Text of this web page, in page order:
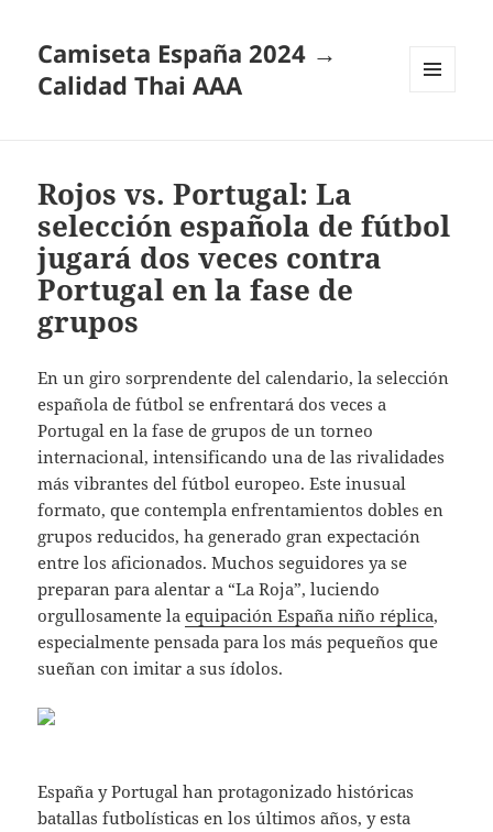
Camiseta España 2024 →
Calidad Thai AAA
Rojos vs. Portugal: La
selección española de fútbol
jugará dos veces contra
Portugal en la fase de
grupos
En un giro sorprendente del calendario, la selección
española de fútbol se enfrentará dos veces a
Portugal en la fase de grupos de un torneo
internacional, intensificando una de las rivalidades
más vibrantes del fútbol europeo. Este inusual
formato, que contempla enfrentamientos dobles en
grupos reducidos, ha generado gran expectación
entre los aficionados. Muchos seguidores ya se
preparan para alentar a “La Roja”, luciendo
orgullosamente laequipación España niño réplica,
especialmente pensada para los más pequeños que
sueñan con imitar a sus ídolos.
España y Portugal han protagonizado históricas
batallas futbolísticas en los últimos años, y esta